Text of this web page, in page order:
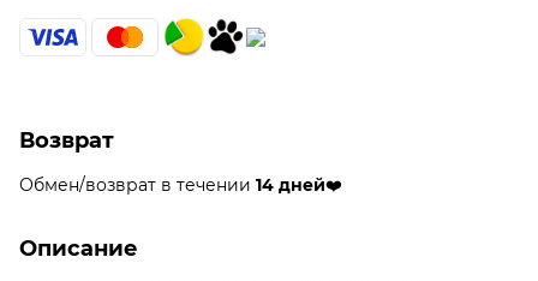
Возврат
Обмен/возврат в течении 14 дней❤️
Описание